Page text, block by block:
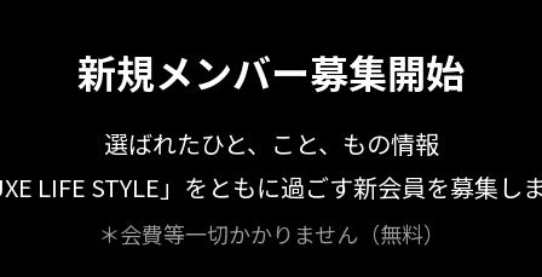
新規メンバー募集開始
選ばれたひと、こと、もの情報
LIFE STYLE」をともに過ごす新会員を募集し
＊会費等一切かかりません（無料）